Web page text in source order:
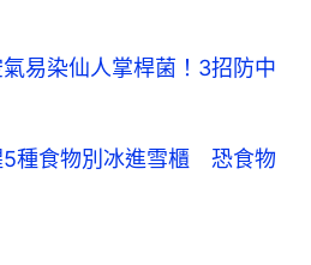
易染仙人掌桿菌！3招防中
5種食物別冰進雪櫃 恐食物